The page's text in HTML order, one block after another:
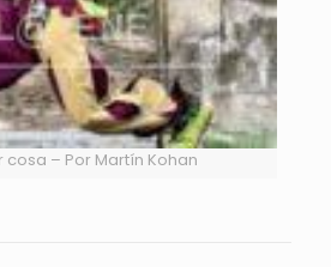
cosa – Por Martín Kohan